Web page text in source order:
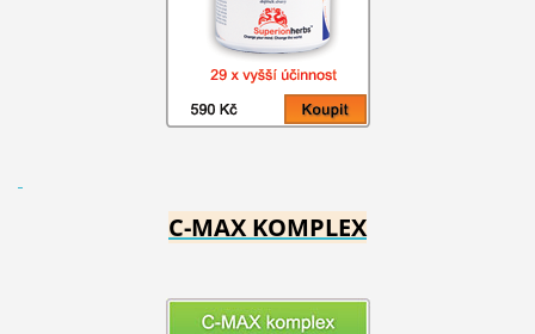
C-MAX KOMPLEX